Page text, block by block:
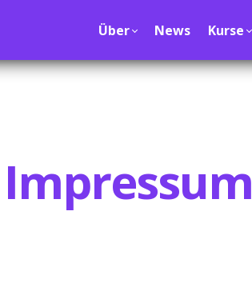
Über News Kurse
Impressum